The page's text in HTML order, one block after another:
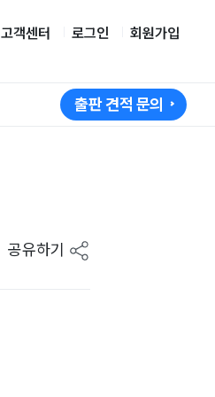
고객센터 로그인 회원가입
출판 견적 문의
공유하기